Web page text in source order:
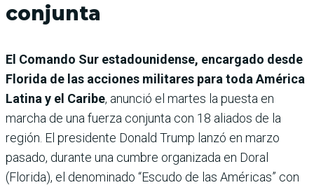
conjunta
El Comando Sur estadounidense, encargado desde
Florida de las acciones militares para toda América
Latina y el Caribe, anunció el martes la puesta en
marcha de una fuerza conjunta con 18 aliados de la
región. El presidente Donald Trump lanzó en marzo
pasado, durante una cumbre organizada en Doral
(Florida), el denominado “Escudo de las Américas” con